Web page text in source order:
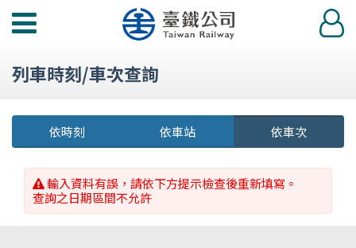
功
選
登
入
列車時刻/車次查詢
依時刻 依車站 依車次
輸入資料有誤，請依下方提示檢查後重新填寫。
查詢之日期區間不允許